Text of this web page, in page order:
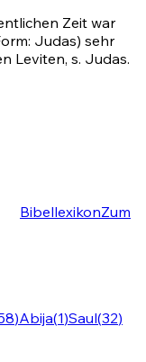
Zeit war
Judas) sehr
Leviten, s. Judas.
BibellexikonZum
)Abija(1)Saul(32)